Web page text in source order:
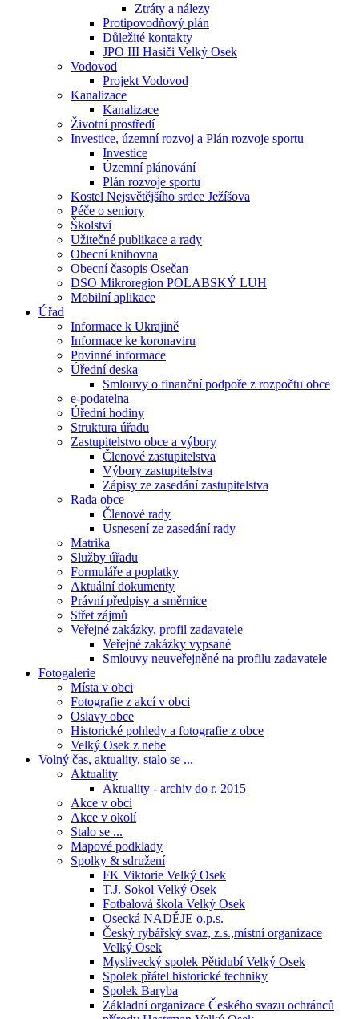
Ztráty a nálezy
Protipovodňový plán
Důležité kontakty
JPO III Hasiči Velký Osek
Vodovod
Projekt Vodovod
Kanalizace
Kanalizace
Životní prostředí
Investice, územní rozvoj a Plán rozvoje sportu
Investice
Územní plánování
Plán rozvoje sportu
Kostel Nejsvětějšího srdce Ježíšova
Péče o seniory
Školství
Užitečné publikace a rady
Obecní knihovna
Obecní časopis Osečan
DSO Mikroregion POLABSKÝ LUH
Mobilní aplikace
Úřad
Informace k Ukrajině
Informace ke koronaviru
Povinné informace
Úřední deska
Smlouvy o finanční podpoře z rozpočtu obce
e-podatelna
Úřední hodiny
Struktura úřadu
Zastupitelstvo obce a výbory
Členové zastupitelstva
Výbory zastupitelstva
Zápisy ze zasedání zastupitelstva
Rada obce
Členové rady
Usnesení ze zasedání rady
Matrika
Služby úřadu
Formuláře a poplatky
Aktuální dokumenty
Právní předpisy a směrnice
Střet zájmů
Veřejné zakázky, profil zadavatele
Veřejné zakázky vypsané
Smlouvy neuveřejněné na profilu zadavatele
Fotogalerie
Místa v obci
Fotografie z akcí v obci
Oslavy obce
Historické pohledy a fotografie z obce
Velký Osek z nebe
Volný čas, aktuality, stalo se ...
Aktuality
Aktuality - archiv do r. 2015
Akce v obci
Akce v okolí
Stalo se ...
Mapové podklady
Spolky & sdružení
FK Viktorie Velký Osek
T.J. Sokol Velký Osek
Fotbalová škola Velký Osek
Osecká NADĚJE o.p.s.
Český rybářský svaz, z.s.,místní organizace
Velký Osek
Myslivecký spolek Pětidubí Velký Osek
Spolek přátel historické techniky
Spolek Baryba
Základní organizace Českého svazu ochránců